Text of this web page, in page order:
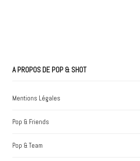
A PROPOS DE POP & SHOT
Mentions Légales
Pop & Friends
Pop & Team